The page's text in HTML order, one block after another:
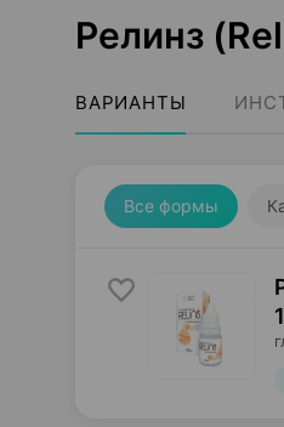
Релинз
ВАРИАНТЫ
Все формы